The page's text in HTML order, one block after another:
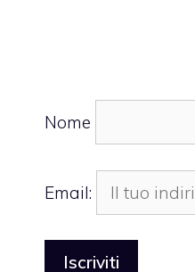
Nome
Email: